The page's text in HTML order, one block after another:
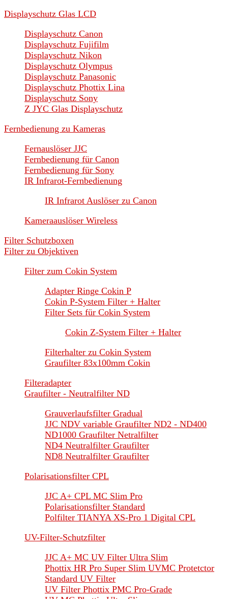
Displayschutz Glas LCD
Displayschutz Canon
Displayschutz Fujifilm
Displayschutz Nikon
Displayschutz Olympus
Displayschutz Panasonic
Displayschutz Phottix Lina
Displayschutz Sony
Z JYC Glas Displayschutz
Fernbedienung zu Kameras
Fernauslöser JJC
Fernbedienung für Canon
Fernbedienung für Sony
IR Infrarot-Fernbedienung
IR Infrarot Auslöser zu Canon
Kameraauslöser Wireless
Filter Schutzboxen
Filter zu Objektiven
Filter zum Cokin System
Adapter Ringe Cokin P
Cokin P-System Filter + Halter
Filter Sets für Cokin System
Cokin Z-System Filter + Halter
Filterhalter zu Cokin System
Graufilter 83x100mm Cokin
Filteradapter
Graufilter - Neutralfilter ND
Grauverlaufsfilter Gradual
JJC NDV variable Graufilter ND2 - ND400
ND1000 Graufilter Netralfilter
ND4 Neutralfilter Graufilter
ND8 Neutralfilter Graufilter
Polarisationsfilter CPL
JJC A+ CPL MC Slim Pro
Polarisationsfilter Standard
Polfilter TIANYA XS-Pro 1 Digital CPL
UV-Filter-Schutzfilter
JJC A+ MC UV Filter Ultra Slim
Phottix HR Pro Super Slim UVMC Protetctor
Standard UV Filter
UV Filter Phottix PMC Pro-Grade